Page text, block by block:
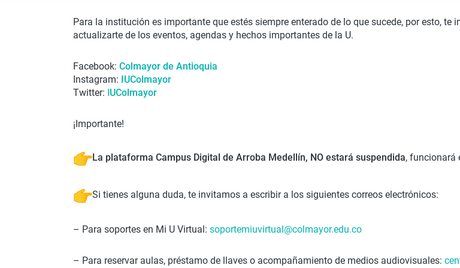
Para la institución es importante que estés siempre enterado de lo que sucede, por esto,
actualizarte de los eventos, agendas y hechos importantes de la U.
Facebook: Colmayor de Antioquia
Instagram: IUColmayor
Twitter: IUColmayor
¡Importante!
La plataforma Campus Digital de Arroba Medellín, NO estará suspendida, funcionará
Si tienes alguna duda, te invitamos a escribir a los siguientes correos electrónicos:
– Para soportes en Mi U Virtual: soportemiuvirtual@colmayor.edu.co
– Para reservar aulas, préstamo de llaves o acompañamiento de medios audiovisuales: